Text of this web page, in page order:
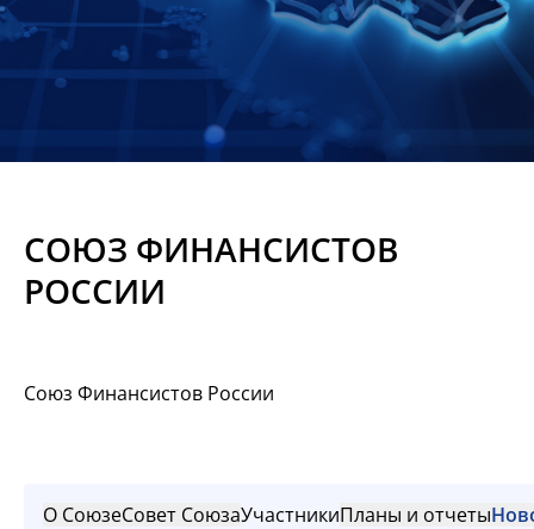
отчеты
Контакты
Материалы
СОЮЗ ФИНАНСИСТОВ
РОССИИ
Союз Финансистов России
О СоюзеСовет СоюзаУчастникиПланы и отчеты